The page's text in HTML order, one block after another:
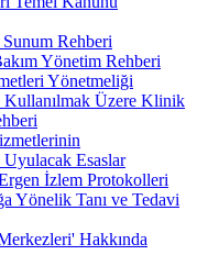
Rehberi
Yönetim Rehberi
Yönetmeliği
Kullanılmak Üzere Klinik
Esaslar
İzlem Protokolleri
Yönelik Tanı ve Tedavi
Hakkında